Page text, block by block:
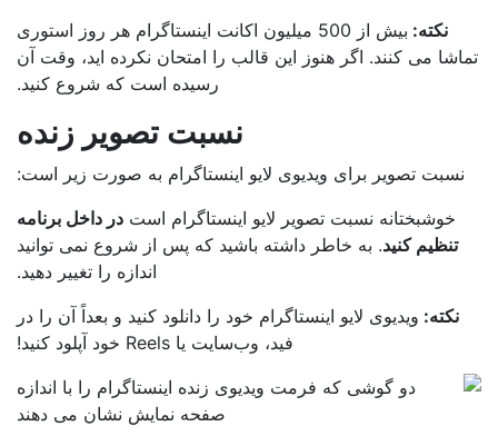
نکته:
بیش از 500 میلیون اکانت اینستاگرام هر روز استوری
می کنند. اگر هنوز این قالب را امتحان نکرده اید، وقت آن
رسیده است که شروع کنید.
نسبت تصویر زنده
نسبت تصویر برای ویدیوی لایو اینستاگرام به صورت زیر است:
خوشبختانه نسبت تصویر لایو اینستاگرام استدر داخل برنامه
تنظیم کنید . به خاطر داشته باشید که پس از شروع نمی توانید
اندازه را تغییر دهید.
نکته:ویدیوی لایو اینستاگرام خود را دانلود کنید و بعداً آن را در
فید، وب‌سایت یا Reels خود آپلود کنید!